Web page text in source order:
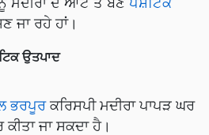
ਜਾ ਰਹੇ ਹਾਂ।
ਉਤਪਾਦ
ਭਰਪੂਰਕਰਿਸਪੀ ਮਦੀਰਾ ਪਾਪੜ ਘਰ
ਜਾ ਸਕਦਾ ਹੈ।